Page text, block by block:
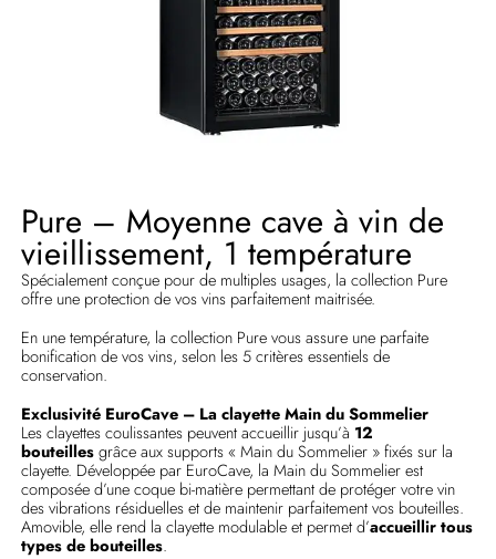
Pure – Moyenne cave à vin de
vieillissement, 1 température
Spécialement conçue pour de multiples usages, la collection Pure
offre une protection de vos vins parfaitement maitrisée.
En une température, la collection Pure vous assure une parfaite
bonification de vos vins, selon les 5 critères essentiels de
conservation.
Exclusivité EuroCave – La clayette Main du Sommelier
Les clayettes coulissantes peuvent accueillir jusqu’à 12
bouteillesgrâce aux supports « Main du Sommelier » fixés sur la
clayette. Développée par EuroCave, la Main du Sommelier est
composée d’une coque bi-matière permettant de protéger votre vin
des vibrations résiduelles et de maintenir parfaitement vos bouteilles.
Amovible, elle rend la clayette modulable et permet d’accueillir tous
types de bouteilles.